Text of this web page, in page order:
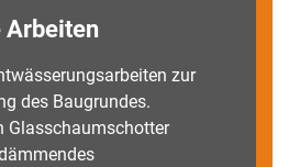
Arbeiten
zur
des Baugrundes.
Glasschaumschotter